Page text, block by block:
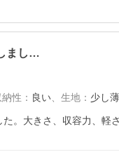
まし…
納性 ： 良い、 生地 ： 少し
。大きさ、収容力、軽